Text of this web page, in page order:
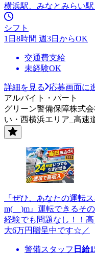
横浜駅、みなとみらい
シフト
1日8時間 週3日からOK
交通費支給
未経験OK
詳細を見る
応募画面に
アルバイト・パート
グリーン警備保障株式
い・西横浜エリア_高速
『ぜひ、あなたの運転
m(__)m』運転できるそ
経験でも問題なし！！
大6万円贈呈中です☆／
警備スタッフ 日給